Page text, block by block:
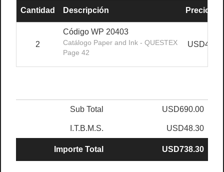
Cantidad Descripción Precio
2
Código WP 20403
Catálogo Paper and Ink - QUESTEX
Page 42
Sub Total USD690.00
I.T.B.M.S. USD48.30
Importe Total USD738.30